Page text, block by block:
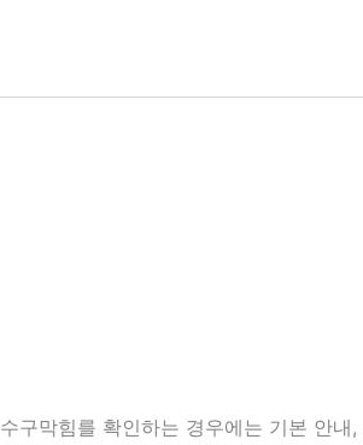
구막힘를 확인하는 경우에는 기본 안내,